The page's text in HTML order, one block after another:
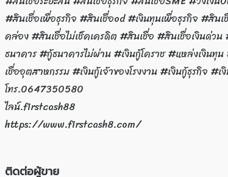
#สินเชื่อเพื่อธุรกิจ #สินเชื่อod #เงินทุนเพื่อธุรกิจ #สิน
คล่อง #สินเชื่อไม่เช็คเครดิต #สินเชื่อ #สินเชื่อเงินด่ว
ธนาคาร #กู้ธนาคารไม่ผ่าน #เงินกู้โคราช #แหล่งเงิน
เชื่ออุตสาหกรรม #เงินกู้เจ้าของโรงงาน #เงินกู้ธุรกิจ
โทร.0647350580
ไลน์.firstcash88
https://www.firstcash8.com/
ติดต่อผู้ขาย